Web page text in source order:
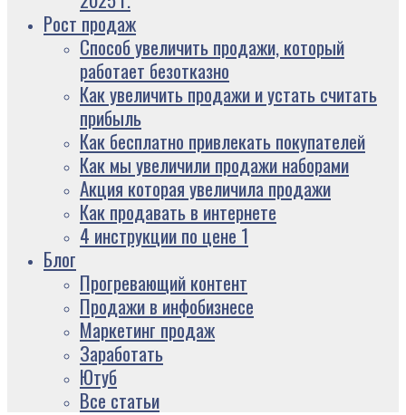
Рост продаж
Способ увеличить продажи, который
работает безотказно
Как увеличить продажи и устать считать
прибыль
Как бесплатно привлекать покупателей
Как мы увеличили продажи наборами
Акция которая увеличила продажи
Как продавать в интернете
4 инструкции по цене 1
Блог
Прогревающий контент
Продажи в инфобизнесе
Маркетинг продаж
Заработать
Ютуб
Все статьи